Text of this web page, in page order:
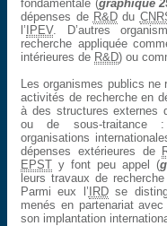
fondamentale (graphique
dépenses de R&Ddu
l’ IPEV. D’autres
recherche appliquée
intérieures de R&D) ou
Les organismes publics
activités de recherche en
à des structures externes
ou de sous-traitance :
organisations
dépenses extérieures de
EPST y font peu appel (
leurs travaux de
Parmi eux l’ IRDse
menés en partenariat
son implantation